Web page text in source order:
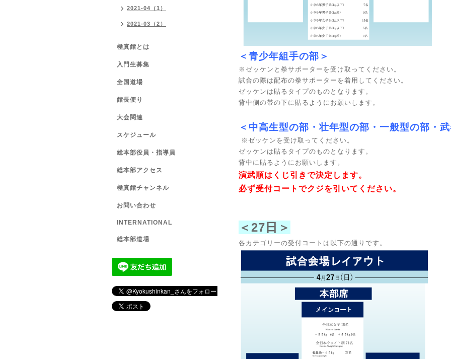
＜青少年組手の部＞
※ゼッケンと拳サポーターを受け取ってください。
試合の際は配布の拳サポーターを着用してください。
ゼッケンは貼るタイプのものとなります。
背中側の帯の下に貼るようにお願いします。
＜中高生型の部・壮年型の部・一般型の部・
※ゼッケンを受け取ってください。
ゼッケンは貼るタイプのものとなります。
背中に貼るようにお願いします。
演武順はくじ引きで決定します。
必ず受付コートでクジを引いてください。
＜27日＞
各カテゴリーの受付コートは以下の通りです。
2021-04（1）
2021-03（2）
極真館とは
入門生募集
全国道場
館長便り
大会関連
スケジュール
総本部役員・指導員
総本部アクセス
極真館チャンネル
お問い合わせ
INTERNATIONAL
総本部道場